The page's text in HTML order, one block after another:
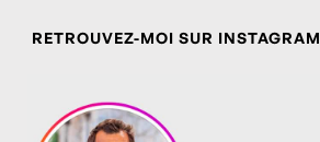
RETROUVEZ-MOI SUR INSTAGRAM